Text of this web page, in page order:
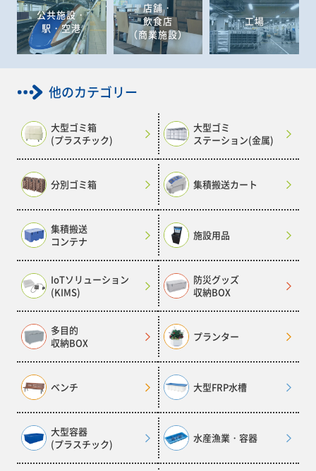
公共施設・
駅・空港
店舗・
飲食店
（商業施設）
工場
他のカテゴリー
大型ゴミ箱
(プラスチック)
大型ゴミ
ステーション(金属)
分別ゴミ箱 集積搬送カート
集積搬送
コンテナ
施設用品
IoTソリューション
(KIMS)
防災グッズ
収納BOX
多目的
収納BOX
プランター
ベンチ 大型FRP水槽
大型容器
(プラスチック)
水産漁業・容器